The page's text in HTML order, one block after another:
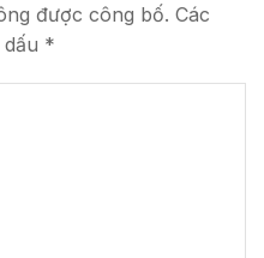
được công bố. Các
*